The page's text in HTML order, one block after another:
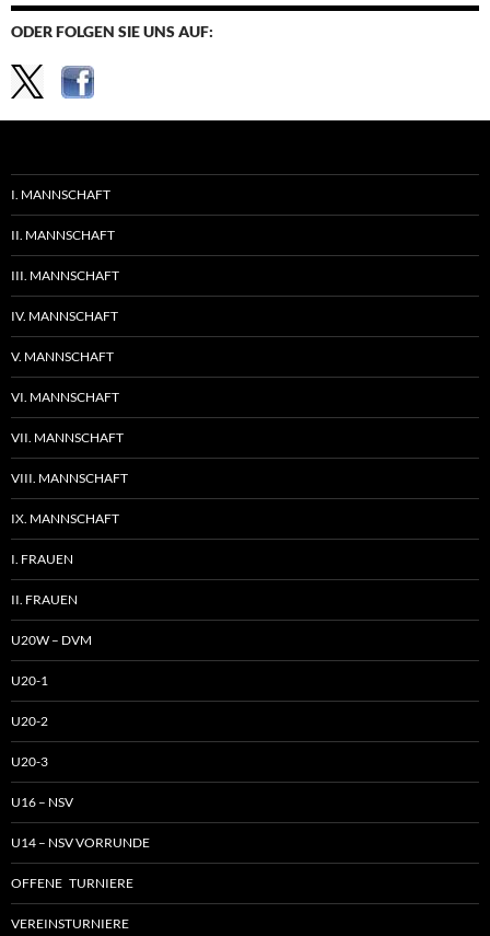
ODER FOLGEN SIE UNS AUF:
I. MANNSCHAFT
II. MANNSCHAFT
III. MANNSCHAFT
IV. MANNSCHAFT
V. MANNSCHAFT
VI. MANNSCHAFT
VII. MANNSCHAFT
VIII. MANNSCHAFT
IX. MANNSCHAFT
I. FRAUEN
II. FRAUEN
U20W – DVM
U20-1
U20-2
U20-3
U16 – NSV
U14 – NSV VORRUNDE
OFFENE TURNIERE
VEREINSTURNIERE